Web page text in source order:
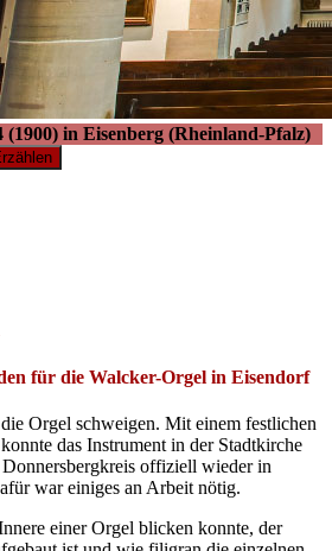
(1900) in Eisenberg (Rheinland-Pfalz)
für die Walcker-Orgel in Eisendorf
Orgel schweigen. Mit einem festlichen
das Instrument in der Stadtkirche
offiziell wieder in
war einiges an Arbeit nötig.
einer Orgel blicken konnte, der